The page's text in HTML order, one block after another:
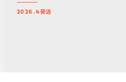
ミアムバンダイ限定】
2026.4発送